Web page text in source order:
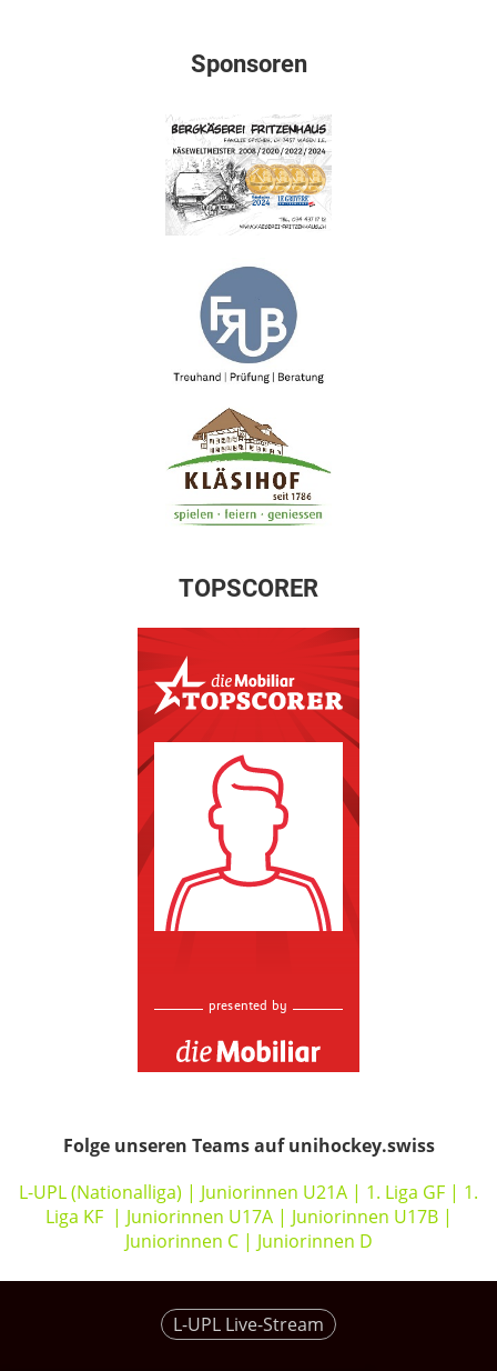
Sponsoren
TOPSCORER
Folge unseren Teams auf unihockey.swiss
L-UPL (Nationalliga) | Juniorinnen U21A | 1. Liga GF | 1.
Liga KF| Juniorinnen U17A| Juniorinnen U17B|
Juniorinnen C| Juniorinnen D
L-UPL Live-Stream